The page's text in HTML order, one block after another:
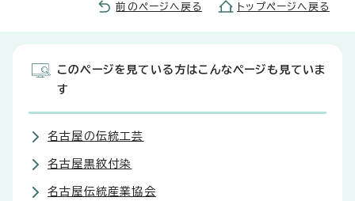
前のページへ戻る トップページへ戻る
このページを見ている方はこんなページも見ていま
す
名古屋の伝統工芸
名古屋黒紋付染
名古屋伝統産業協会